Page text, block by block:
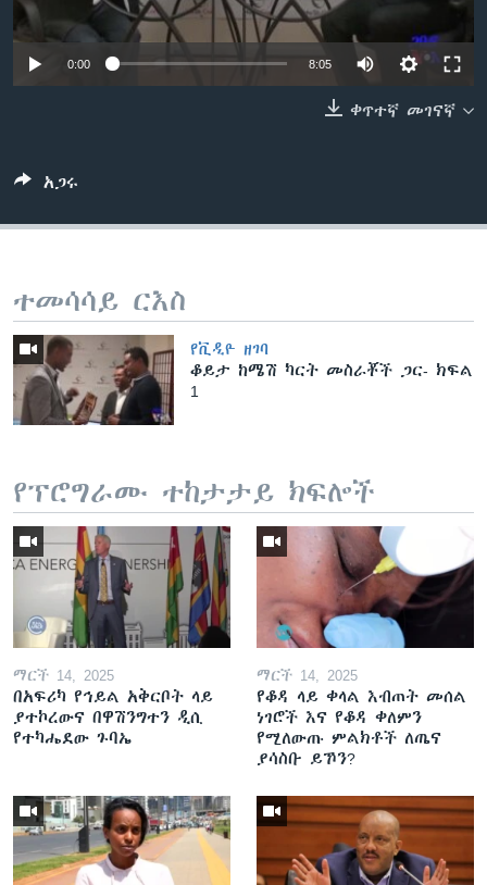
0:00 8:05
ቀጥተኛ መገናኛ
አጋሩ
ተመሳሳይ ርእስ
የቪዲዮ ዘገባ
ቆይታ ከሜሽ ካርት መስራቾች ጋር- ክፍል
1
የፕሮግራሙ ተከታታይ ክፍሎች
ማርች 14, 2025
በአፍሪካ የኅይል አቅርቦት ላይ
ያተኮረውና በዋሽንግተን ዲሲ
የተካሔደው ጉባኤ
ማርች 14, 2025
የቆዳ ላይ ቀላል እብጠት መሰል
ነገሮች እና የቆዳ ቀለምን
የሚለውጡ ምልክቶች ለጤና
ያሳስቡ ይኾን?